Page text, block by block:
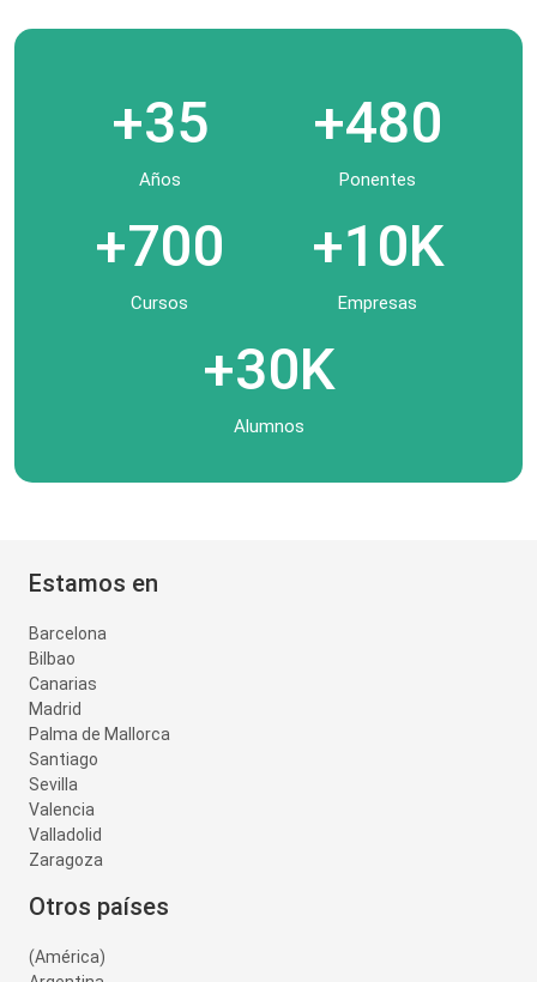
+35
Años
+480
Ponentes
+700
Cursos
+10K
Empresas
+30K
Alumnos
Estamos en
Barcelona
Bilbao
Canarias
Madrid
Palma de Mallorca
Santiago
Sevilla
Valencia
Valladolid
Zaragoza
Otros países
(América)